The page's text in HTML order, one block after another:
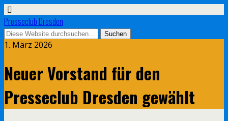
Presseclub Dresden
1. März 2026
Neuer Vorstand für den
Presseclub Dresden gewählt